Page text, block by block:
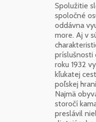
Spolužitie
spoločné
oddávna
more. Aj v
príslušnosti
roku 1932
kľukatej
poľskej
Najmä
storočí
preslávil